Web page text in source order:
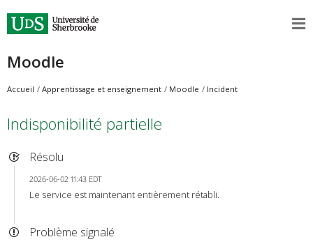
Moodle
Accueil Apprentissage et enseignement Moodle Incident
Indisponibilité partielle
Résolu
2026-06-02 11:43 EDT
Le service est maintenant entièrement rétabli.
Problème signalé